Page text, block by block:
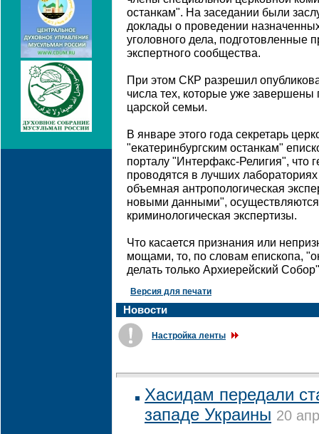
останкам". На заседании были
доклады о проведении
уголовного дела, подготовленные
экспертного сообщества.
При этом СКР разрешил
числа тех, которые уже завершены
царской семьи.
В январе этого года секретарь
"екатеринбургским останкам"
порталу "Интерфакс-Религия", что
проводятся в лучших
объемная антропологическая
новыми данными", осуществляются
криминологическая экспертизы.
Что касается признания или
мощами, то, по словам епископа,
делать только Архиерейский
Версия для печати
Новости
Настройка ленты
Хасидам передали
западе Украины 20